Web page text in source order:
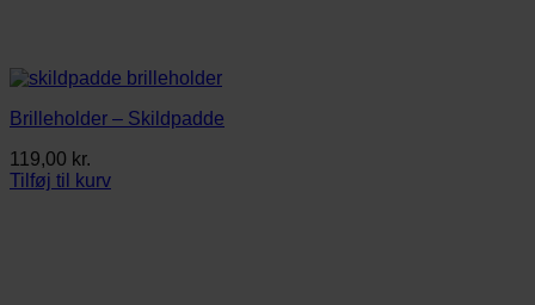
Brilleholder – Skildpadde
119,00 kr.
Tilføj til kurv